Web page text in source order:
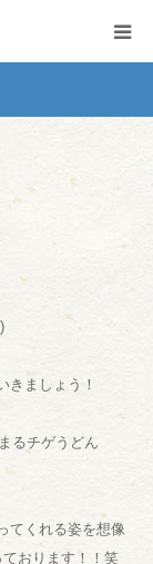
きましょう！
るチゲうどん
てくれる姿を想像
おります！！笑